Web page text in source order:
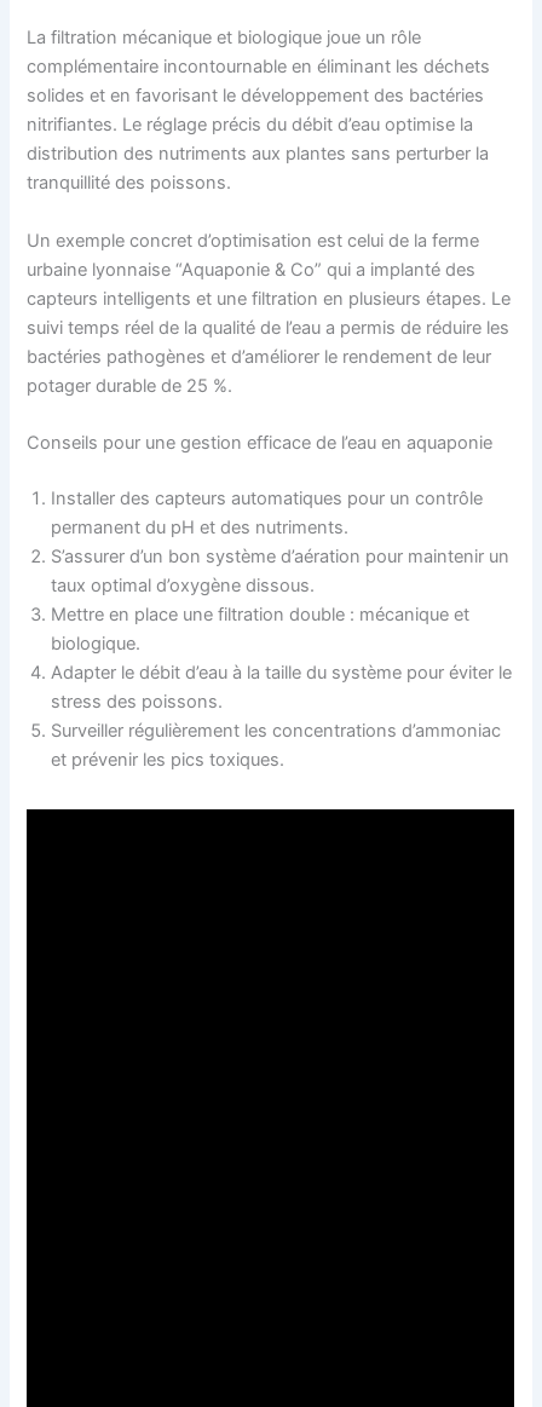
La filtration mécanique et biologique joue un rôle
complémentaire incontournable en éliminant les déchets
solides et en favorisant le développement des bactéries
nitrifiantes. Le réglage précis du débit d’eau optimise la
distribution des nutriments aux plantes sans perturber la
tranquillité des poissons.
Un exemple concret d’optimisation est celui de la ferme
urbaine lyonnaise “Aquaponie & Co” qui a implanté des
capteurs intelligents et une filtration en plusieurs étapes. Le
suivi temps réel de la qualité de l’eau a permis de réduire les
bactéries pathogènes et d’améliorer le rendement de leur
potager durable de 25 %.
Conseils pour une gestion efficace de l’eau en aquaponie
Installer des capteurs automatiques pour un contrôle
permanent du pH et des nutriments.
S’assurer d’un bon système d’aération pour maintenir un
taux optimal d’oxygène dissous.
Mettre en place une filtration double : mécanique et
biologique.
Adapter le débit d’eau à la taille du système pour éviter le
stress des poissons.
Surveiller régulièrement les concentrations d’ammoniac
et prévenir les pics toxiques.